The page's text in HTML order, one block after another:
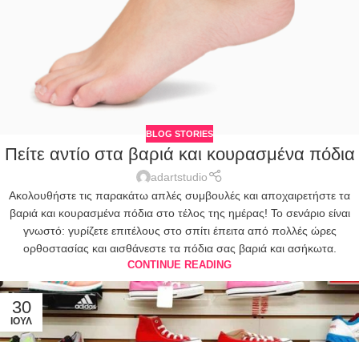
BLOG STORIES
Πείτε αντίο στα βαριά και κουρασμένα πόδια
adartstudio
Ακολουθήστε τις παρακάτω απλές συμβουλές και αποχαιρετήστε τα
βαριά και κουρασμένα πόδια στο τέλος της ημέρας! Το σενάριο είναι
γνωστό: γυρίζετε επιτέλους στο σπίτι έπειτα από πολλές ώρες
ορθοστασίας και αισθάνεστε τα πόδια σας βαριά και ασήκωτα.
CONTINUE READING
30
ΙΟΎΛ